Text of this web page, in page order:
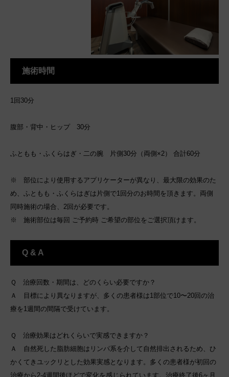
施術時間
1回30分
腹部・背中・ヒップ 30分
ふともも・ふくらはぎ・二の腕 片側30分（両側×2） 合計60分
※ 部位により使用するアプリケーターが異なり、最大限の効果のた
め、ふともも・ふくらはぎは片側で1回分のお時間を頂きます。両側
同時施術の場合、2回が必要です。
※ 施術部位は毎回 ご予約時 ご希望の部位をご選択頂けます。
Q & A
Ｑ 治療回数・期間は、どのくらい必要ですか？
Ａ 目標により異なりますが、多くの患者様は1部位で10〜20回の治
療を1週間の間隔で受けています。
Ｑ 治療効果はどれくらいで実感できますか？
Ａ 自然死した脂肪細胞はリンパ系を介して自然排出されるため、ひ
かくてきユックリとした効果実感となります。多くの患者様が初回の
治療から2-4週間後ほどで変化を感じられています。治療終了後6ヶ月